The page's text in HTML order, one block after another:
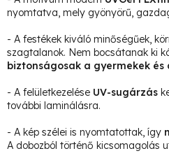
nyomtatva, mely gyönyörű,
- A festékek kiváló minőségűek,
szagtalanok. Nem bocsátanak ki
biztonságosak a gyermekek
- A felületkezelése UV-sugárzás
további laminálásra.
- A kép szélei is nyomtatottak, így
A dobozból történő kicsomagolás